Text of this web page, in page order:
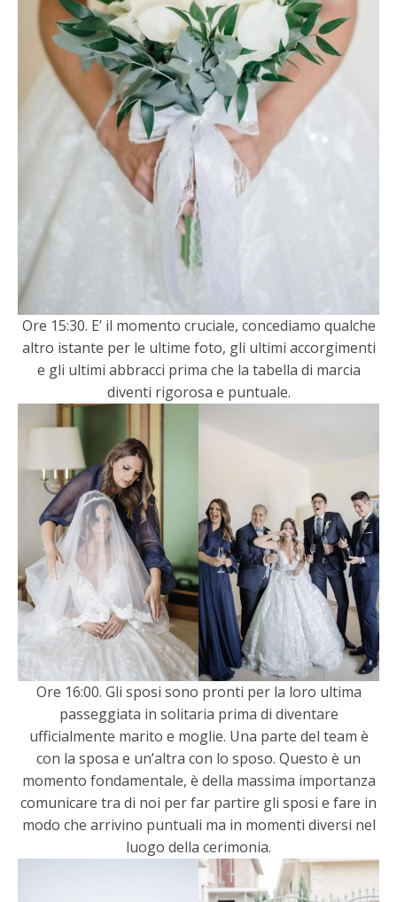
Ore 15:30. E’ il momento cruciale, concediamo qualche
altro istante per le ultime foto, gli ultimi accorgimenti
e gli ultimi abbracci prima che la tabella di marcia
diventi rigorosa e puntuale.
Ore 16:00. Gli sposi sono pronti per la loro ultima
passeggiata in solitaria prima di diventare
ufficialmente marito e moglie. Una parte del team è
con la sposa e un’altra con lo sposo. Questo è un
momento fondamentale, è della massima importanza
comunicare tra di noi per far partire gli sposi e fare in
modo che arrivino puntuali ma in momenti diversi nel
luogo della cerimonia.